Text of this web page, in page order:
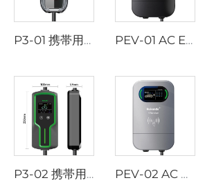
P3-01 携帯用EV充電器 PEV-01 AC EV ウォールボックス
P3-02 携帯用EV充電器 PEV-02 AC EV ウォールボックス